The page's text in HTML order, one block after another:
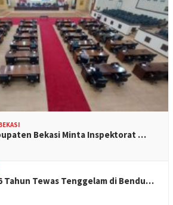
Bekasi Minta Inspektorat …
Tahun Tewas Tenggelam di Bendu…